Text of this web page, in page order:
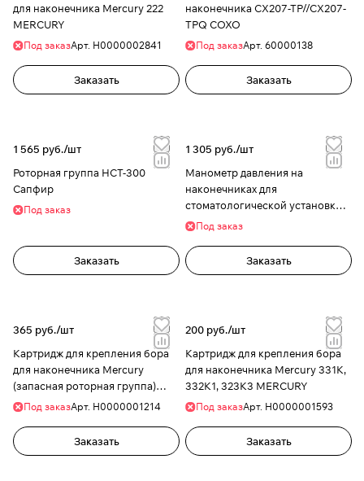
для наконечника Mercury 222
MERCURY
Под заказАрт. H0000002841
Заказать
наконечника СХ207-ТР//СХ207-
TPQ COXO
Под заказАрт. 60000138
Заказать
1 565 руб./шт
Роторная группа НСТ-300
Сапфир
Под заказ
Заказать
1 305 руб./шт
Манометр давления на
наконечниках для
стоматологической установки,
Черный, СОХО
Под заказ
Заказать
365 руб./шт
Картридж для крепления бора
для наконечника Mercury
(запасная роторная группа)
MERCURY
Под заказАрт. Н0000001214
Заказать
200 руб./шт
Картридж для крепления бора
для наконечника Mercury 331К,
332К1, 323К3 MERCURY
Под заказАрт. H0000001593
Заказать